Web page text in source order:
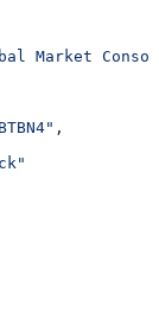
Market
,